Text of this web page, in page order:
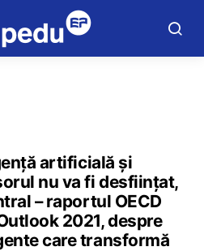
artificială și
nu va fi desființat,
– raportul OECD
2021, despre
care transformă